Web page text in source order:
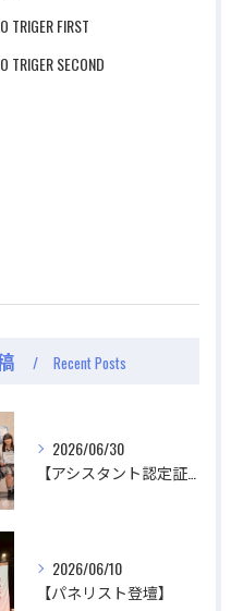
TRIGER FIRST
TRIGER SECOND
Recent Posts
2026/06/30
2026/06/10
【パネリスト登壇】
なり」スタート！ スタ
る
なり」スタート！ スタ
る